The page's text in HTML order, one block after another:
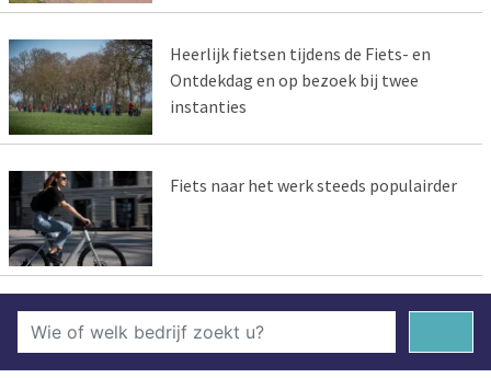
Heerlijk fietsen tijdens de Fiets- en
Ontdekdag en op bezoek bij twee
instanties
Fiets naar het werk steeds populairder